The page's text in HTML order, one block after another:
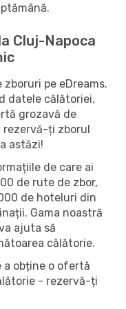
Cluj-Napoca
pe eDreams.
datele călătoriei,
grozavă de
rezervă-ți zborul
astăzi!
de care ai
de rute de zbor,
de hoteluri din
Gama noastră
ajuta să
călătorie.
obține o ofertă
- rezervă-ți